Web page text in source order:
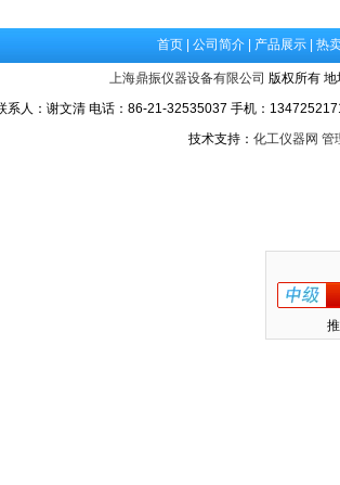
首页| 公司简介| 产品展示| 热
上海鼎振仪器设备有限公司 版权所有
系人：谢文清 电话：86-21-32535037 手机：
技术支持： 化工仪器网 管